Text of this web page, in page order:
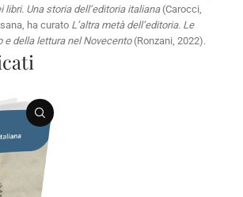
libri. Una storia dell’editoria italiana(Carocci,
ha curato L’altra metà dell’editoria. Le
della lettura nel Novecento(Ronzani, 2022).